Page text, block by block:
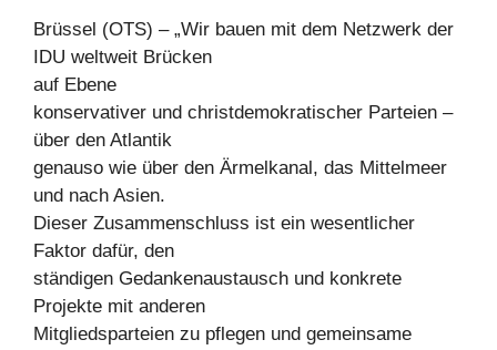
Brüssel (OTS) – „Wir bauen mit dem Netzwerk der
IDU weltweit Brücken
auf Ebene
konservativer und christdemokratischer Parteien –
über den Atlantik
genauso wie über den Ärmelkanal, das Mittelmeer
und nach Asien.
Dieser Zusammenschluss ist ein wesentlicher
Faktor dafür, den
ständigen Gedankenaustausch und konkrete
Projekte mit anderen
Mitgliedsparteien zu pflegen und gemeinsame